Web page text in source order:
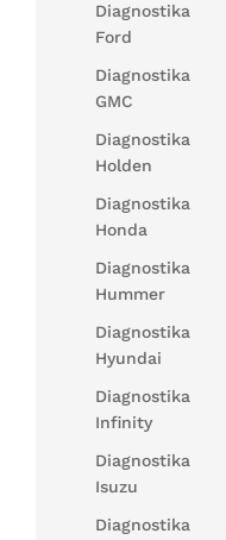
Diagnostika
Ford
Diagnostika
GMC
Diagnostika
Holden
Diagnostika
Honda
Diagnostika
Hummer
Diagnostika
Hyundai
Diagnostika
Infinity
Diagnostika
Isuzu
Diagnostika